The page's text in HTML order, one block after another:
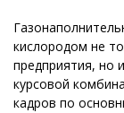
кислородом не
предприятия, но
курсовой
кадров по